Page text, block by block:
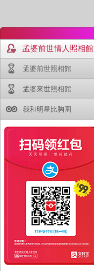
孟婆前世情人照相館
孟婆前世照相館
孟婆來世照相館
我和明星比胸圍